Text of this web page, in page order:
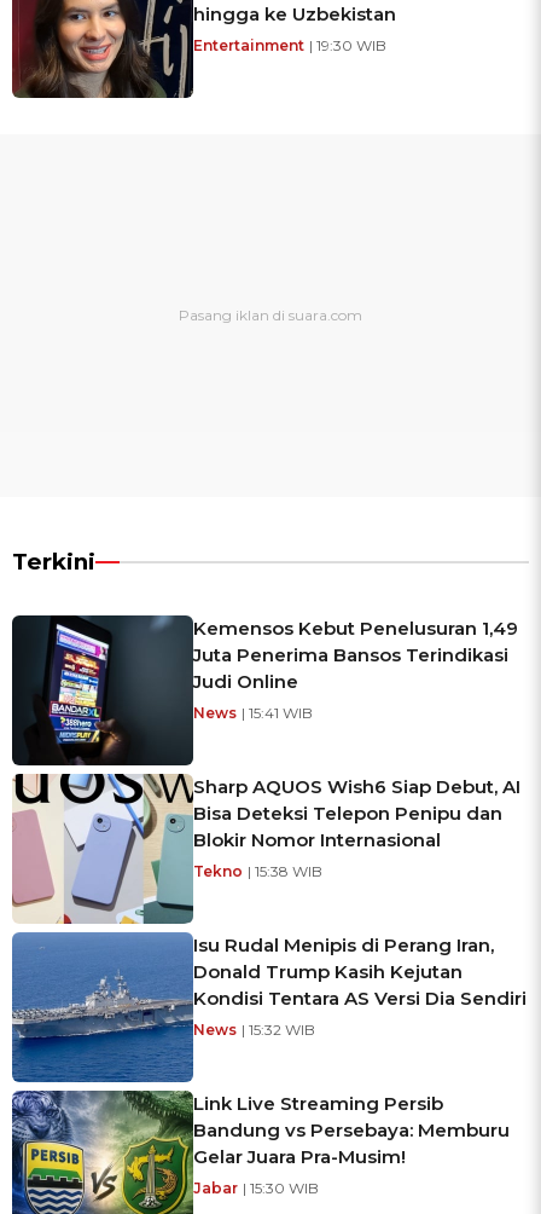
hingga ke Uzbekistan
Entertainment | 19:30 WIB
Terkini
Kemensos Kebut Penelusuran 1,49
Juta Penerima Bansos Terindikasi
Judi Online
News | 15:41 WIB
Sharp AQUOS Wish6 Siap Debut, AI
Bisa Deteksi Telepon Penipu dan
Blokir Nomor Internasional
Tekno | 15:38 WIB
Isu Rudal Menipis di Perang Iran,
Donald Trump Kasih Kejutan
Kondisi Tentara AS Versi Dia Sendiri
News | 15:32 WIB
Link Live Streaming Persib
Bandung vs Persebaya: Memburu
Gelar Juara Pra-Musim!
Jabar | 15:30 WIB